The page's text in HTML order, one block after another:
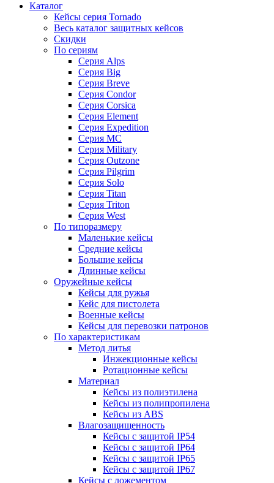
Каталог
Кейсы серия Tornado
Весь каталог защитных кейсов
Скидки
По сериям
Серия Alps
Серия Big
Серия Breve
Серия Condor
Серия Corsica
Серия Element
Серия Expedition
Серия MC
Серия Military
Серия Outzone
Серия Pilgrim
Серия Solo
Серия Titan
Серия Triton
Серия West
По типоразмеру
Маленькие кейсы
Средние кейсы
Большие кейсы
Длинные кейсы
Оружейные кейсы
Кейсы для ружья
Кейс для пистолета
Военные кейсы
Кейсы для перевозки патронов
По характеристикам
Метод литья
Инжекционные кейсы
Ротационные кейсы
Материал
Кейсы из полиэтилена
Кейсы из полипропилена
Кейсы из ABS
Влагозащищенность
Кейсы c защитой IP54
Кейсы c защитой IP64
Кейсы c защитой IP65
Кейсы c защитой IP67
Кейсы с ложементом